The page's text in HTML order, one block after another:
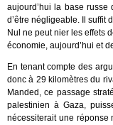
aujourd’hui la base
d’être négligeable. Il suffit
Nul ne peut nier les effets
économie, aujourd’hui et
En tenant compte des
donc à 29 kilomètres du
Manded, ce passage
palestinien à Gaza,
nécessiterait une